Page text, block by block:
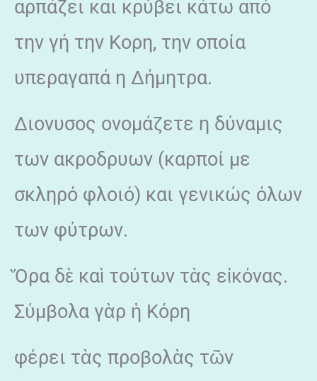
αρπάζει και κρύβει κάτω από
την γή την Κορη, την οποία
υπεραγαπά η Δήμητρα.
Διονυσος ονομάζετε η δύναμις
των ακροδρυων (καρποί με
σκληρό φλοιό) και γενικώς όλων
των φύτρων.
Ὅρα δὲ καὶ τούτων τὰς εἰκόνας.
Σύμβολα γὰρ ἡ Κόρη
φέρει τὰς προβολὰς τῶν